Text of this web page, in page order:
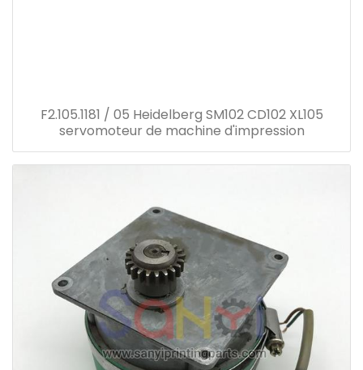
F2.105.1181 / 05 Heidelberg SM102 CD102 XL105
servomoteur de machine d'impression